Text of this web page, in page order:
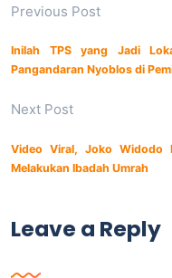
Previous Post
Inilah TPS yang Jadi
Pangandaran Nyoblos di
Next Post
Video Viral, Joko Widodo
Melakukan Ibadah Umrah
Leave a Reply